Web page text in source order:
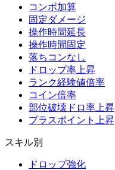
コンボ加算
固定ダメージ
操作時間延長
操作時間固定
落ちコンなし
ドロップ率上昇
ランク経験値倍率
コイン倍率
部位破壊ドロ率上昇
プラスポイント上昇
スキル別
ドロップ強化